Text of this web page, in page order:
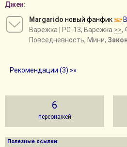
Джен:
Margarido новый фанфик
Варежка | PG-13, Варежка >>,
Повседневность, Мини,
Рекомендации (3) »»
6
персонажей
Полезные ссылки